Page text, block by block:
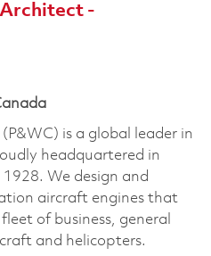
-
is a global leader in
headquartered in
We design and
aircraft engines that
of business, general
and helicopters.